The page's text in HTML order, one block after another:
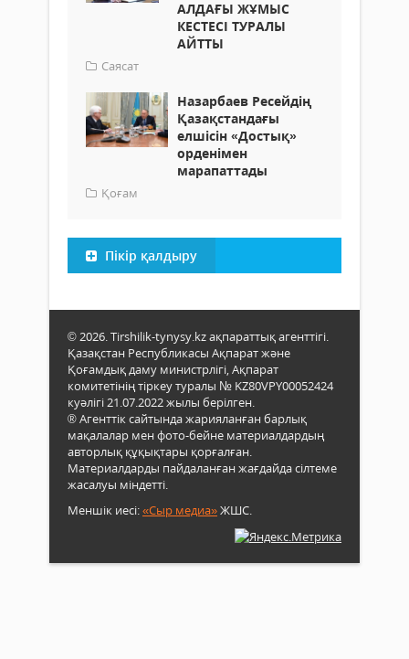
АЛДАҒЫ ЖҰМЫС
КЕСТЕСІ ТУРАЛЫ
АЙТТЫ
Саясат
Назарбаев Ресейдің
Қазақстандағы
елшісін «Достық»
орденімен
марапаттады
Қоғам
Пікір қалдыру
© 2026. Tirshilik-tynysy.kz ақпараттық агенттігі.
Қазақстан Республикасы Ақпарат және
Қоғамдық даму министрлігі, Ақпарат
комитетінің тіркеу туралы № KZ80VPY00052424
куәлігі 21.07.2022 жылы берілген.
® Агенттік сайтында жарияланған барлық
мақалалар мен фото-бейне материалдардың
авторлық құқықтары қорғалған.
Материалдарды пайдаланған жағдайда сілтеме
жасалуы міндетті.
Меншік иесі:«Сыр медиа»ЖШС.